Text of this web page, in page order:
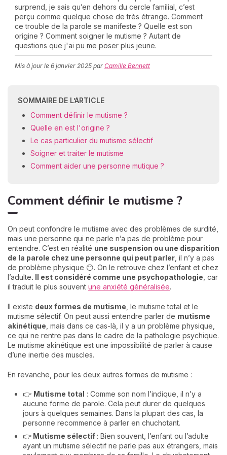
surprend, je sais qu’en dehors du cercle familial, c’est
perçu comme quelque chose de très étrange. Comment
ce trouble de la parole se manifeste ? Quelle est son
origine ? Comment soigner le mutisme ? Autant de
questions que j'ai pu me poser plus jeune.
Mis à jour le 6 janvier 2025 par Camille Bennett
SOMMAIRE DE L’ARTICLE
Comment définir le mutisme ?
Quelle en est l'origine ?
Le cas particulier du mutisme sélectif
Soigner et traiter le mutisme
Comment aider une personne mutique ?
Comment définir le mutisme ?
On peut confondre le mutisme avec des problèmes de surdité,
mais une personne qui ne parle n’a pas de problème pour
entendre. C’est en réalité une suspension ou une disparition
de la parole chez une personne qui peut parler , il n’y a pas
de problème physique 😶. On le retrouve chez l’enfant et chez
l’adulte. Il est considéré comme une psychopathologie , car
il traduit le plus souvent une anxiété généralisée.
Il existe deux formes de mutisme , le mutisme total et le
mutisme sélectif. On peut aussi entendre parler de mutisme
akinétique , mais dans ce cas-là, il y a un problème physique,
ce qui ne rentre pas dans le cadre de la pathologie psychique.
Le mutisme akinétique est une impossibilité de parler à cause
d’une inertie des muscles.
En revanche, pour les deux autres formes de mutisme :
👉 Mutisme total : Comme son nom l’indique, il n’y a
aucune forme de parole. Cela peut durer de quelques
jours à quelques semaines. Dans la plupart des cas, la
personne recommence à parler en chuchotant.
👉 Mutisme sélectif : Bien souvent, l’enfant ou l’adulte
ayant un mutisme sélectif ne parle pas aux étrangers, mais